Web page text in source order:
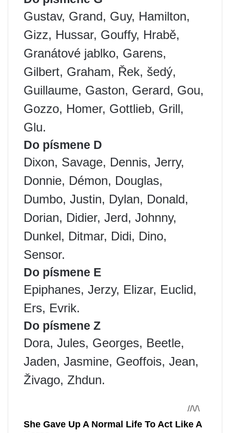
Gustav, Grand, Guy, Hamilton,
Gizz, Hussar, Gouffy, Hrabě,
Granátové jablko, Garens,
Gilbert, Graham, Řek, šedý,
Guillaume, Gaston, Gerard, Gou,
Gozzo, Homer, Gottlieb, Grill,
Glu.
Do písmene D
Dixon, Savage, Dennis, Jerry,
Donnie, Démon, Douglas,
Dumbo, Justin, Dylan, Donald,
Dorian, Didier, Jerd, Johnny,
Dunkel, Ditmar, Didi, Dino,
Sensor.
Do písmene E
Epiphanes, Jerzy, Elizar, Euclid,
Ers, Evrik.
Do písmene Z
Dora, Jules, Georges, Beetle,
Jaden, Jasmine, Geoffois, Jean,
Živago, Zhdun.